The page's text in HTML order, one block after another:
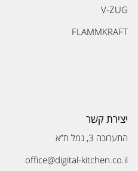
V-ZUG
FLAMMKRAFT
יצירת קשר
התערוכה 3, נמל ת”א
office@digital-kitchen.co.il